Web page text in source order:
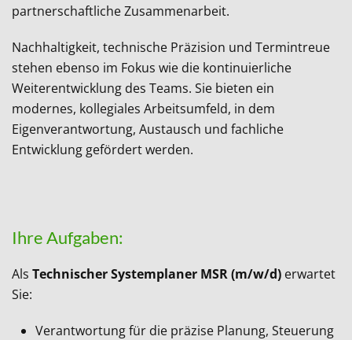
partnerschaftliche Zusammenarbeit.
Nachhaltigkeit, technische Präzision und Termintreue
stehen ebenso im Fokus wie die kontinuierliche
Weiterentwicklung des Teams. Sie bieten ein
modernes, kollegiales Arbeitsumfeld, in dem
Eigenverantwortung, Austausch und fachliche
Entwicklung gefördert werden.
Ihre Aufgaben:
Als Technischer Systemplaner MSR (m/w/d) erwartet
Sie:
Verantwortung für die präzise Planung, Steuerung